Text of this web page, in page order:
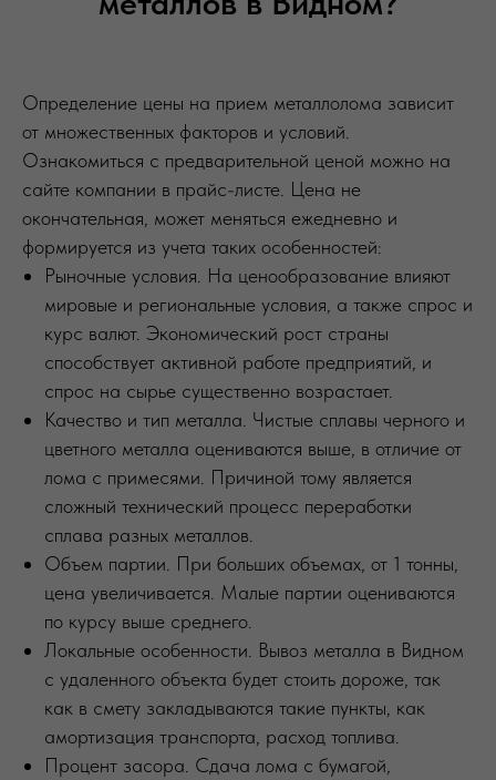
Определение цены на прием металлолома зависит
от множественных факторов и условий.
Ознакомиться с предварительной ценой можно на
сайте компании в прайс-листе. Цена не
окончательная, может меняться ежедневно и
формируется из учета таких особенностей:
Рыночные условия. На ценообразование влияют
мировые и региональные условия, а также спрос и
курс валют. Экономический рост страны
способствует активной работе предприятий, и
спрос на сырье существенно возрастает.
Качество и тип металла. Чистые сплавы черного и
цветного металла оцениваются выше, в отличие от
лома с примесями. Причиной тому является
сложный технический процесс переработки
сплава разных металлов.
Объем партии. При больших объемах, от 1 тонны,
цена увеличивается. Малые партии оцениваются
по курсу выше среднего.
Локальные особенности. Вывоз металла в Видном
с удаленного объекта будет стоить дороже, так
как в смету закладываются такие пункты, как
амортизация транспорта, расход топлива.
Процент засора. Сдача лома с бумагой,